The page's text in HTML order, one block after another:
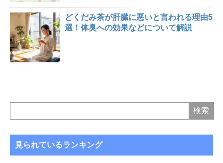
どくだみ茶が肝臓に悪いと言われる理由5
選！体臭への効果などについて解説
見られているランキング